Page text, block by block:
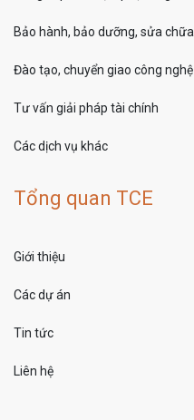
Bảo hành, bảo dưỡng, sửa chữa
Đào tạo, chuyển giao công nghệ
Tư vấn giải pháp tài chính
Các dịch vụ khác
Tổng quan TCE
Giới thiệu
Các dự án
Tin tức
Liên hệ